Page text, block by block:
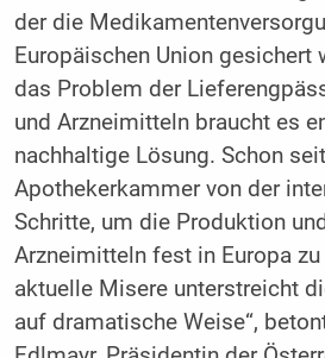
der die
Europäischen Union gesichert
das Problem der
und Arzneimitteln braucht es
nachhaltige Lösung. Schon
Apothekerkammer von der
Schritte, um die Produktion
Arzneimitteln fest in Europa zu
aktuelle Misere unterstreicht
auf dramatische Weise“,